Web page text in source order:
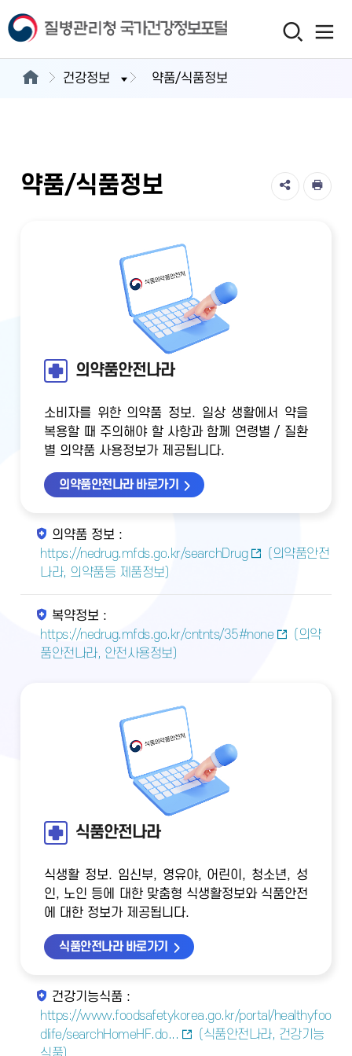
건강정보 약품/식품정보
약품/식품정보
의약품안전나라
소비자를 위한 의약품 정보. 일상 생활에서 약을
복용할 때 주의해야 할 사항과 함께 연령별 / 질환
별 의약품 사용정보가 제공됩니다.
의약품안전나라 바로가기
의약품 정보 :
https://nedrug.mfds.go.kr/searchDrug
(의약품안전
나라, 의약품등 제품정보)
복약정보 :
https://nedrug.mfds.go.kr/cntnts/35#none
(의약
품안전나라, 안전사용정보)
식품안전나라
식생활 정보. 임신부, 영유야, 어린이, 청소년, 성
인, 노인 등에 대한 맞춤형 식생활정보와 식품안전
에 대한 정보가 제공됩니다.
식품안전나라 바로가기
건강기능식품 :
https://www.foodsafetykorea.go.kr/portal/healthyfoo
dlife/searchHomeHF.do...
(식품안전나라, 건강기능